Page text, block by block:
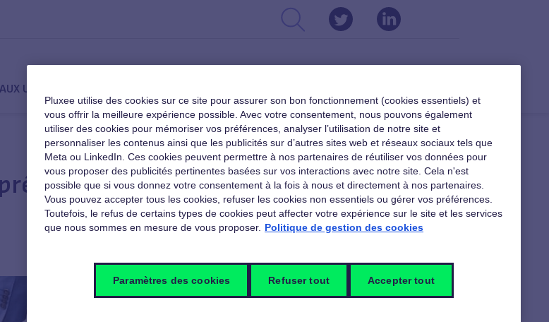
USAGES
la loi sur
A TÉLÉCHARGER
dirigeants
Pour vous accompagner dans votre la
Pluxee utilise des cookies sur ce site pour assurer son bon fonctionnement (cookies essentiels) et
vous offrir la meilleure expérience possible. Avec votre consentement, nous pouvons également
utiliser des cookies pour mémoriser vos préférences, analyser l’utilisation de notre site et
personnaliser les contenus ainsi que les publicités sur d’autres sites web et réseaux sociaux tels que
Meta ou LinkedIn. Ces cookies peuvent permettre à nos partenaires de réutiliser vos données pour
vous proposer des publicités pertinentes basées sur vos interactions avec notre site. Cela n'est
possible que si vous donnez votre consentement à la fois à nous et directement à nos partenaires.
Vous pouvez accepter tous les cookies, refuser les cookies non essentiels ou gérer vos préférences.
Toutefois, le refus de certains types de cookies peut affecter votre expérience sur le site et les services
que nous sommes en mesure de vous proposer. Politique de gestion des cookies
Paramètres des cookies Refuser tout Accepter tout